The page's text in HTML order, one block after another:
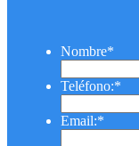
Nombre*
Teléfono:*
Email:*